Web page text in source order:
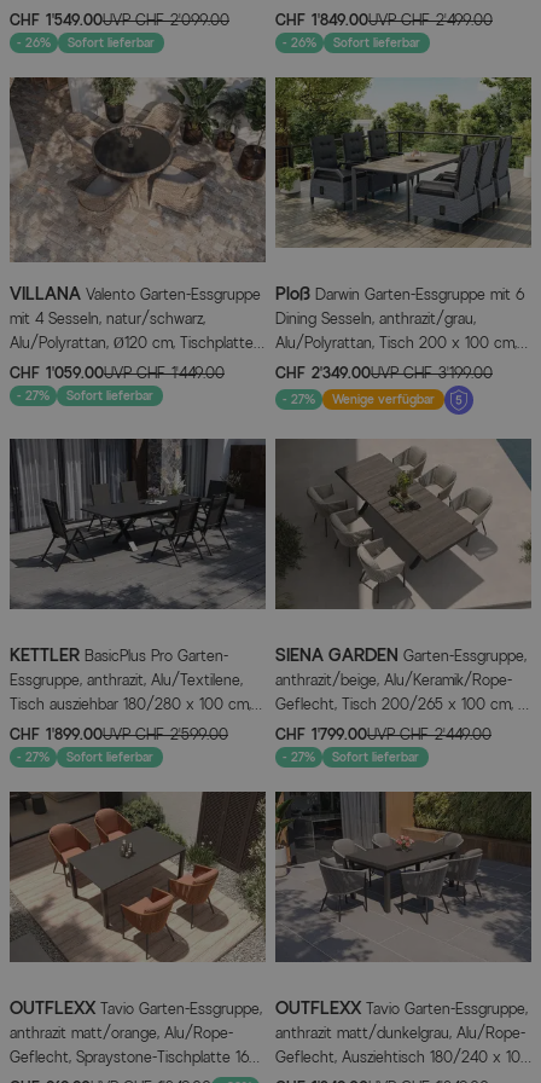
180/240 x 100 cm, ausziehbar, 6
Stapelstühle
CHF 1’549.00UVPCHF 2’099.00
- 26% Sofort lieferbar
Alu/Textilene/Spraystone, 180/280 x
100 cm, 6 Klappstühle
CHF 1’849.00UVPCHF 2’499.00
- 26% Sofort lieferbar
VILLANA Valento Garten-Essgruppe
mit 4 Sesseln, natur/schwarz,
Alu/Polyrattan, Ø120 cm, Tischplatte
aus Sicherheitsglas
CHF 1’059.00UVPCHF 1’449.00
- 27% Sofort lieferbar
Ploß Darwin Garten-Essgruppe mit 6
Dining Sesseln, anthrazit/grau,
Alu/Polyrattan, Tisch 200 x 100 cm,
verstellbare Rückenlehne
CHF 2’349.00UVPCHF 3’199.00
- 27% Wenige verfügbar
KETTLER BasicPlus Pro Garten-
Essgruppe, anthrazit, Alu/Textilene,
Tisch ausziehbar 180/280 x 100 cm, 6
Klappstühle
CHF 1’899.00UVPCHF 2’599.00
- 27% Sofort lieferbar
SIENA GARDEN Garten-Essgruppe,
anthrazit/beige, Alu/Keramik/Rope-
Geflecht, Tisch 200/265 x 100 cm, 6
Diningsessel
CHF 1’799.00UVPCHF 2’449.00
- 27% Sofort lieferbar
OUTFLEXX Tavio Garten-Essgruppe,
anthrazit matt/orange, Alu/Rope-
Geflecht, Spraystone-Tischplatte 160
OUTFLEXX Tavio Garten-Essgruppe,
anthrazit matt/dunkelgrau, Alu/Rope-
Geflecht, Ausziehtisch 180/240 x 100